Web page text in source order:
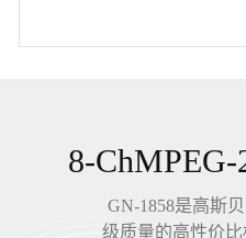
8-
GN-1858是高斯
级质量的高性价